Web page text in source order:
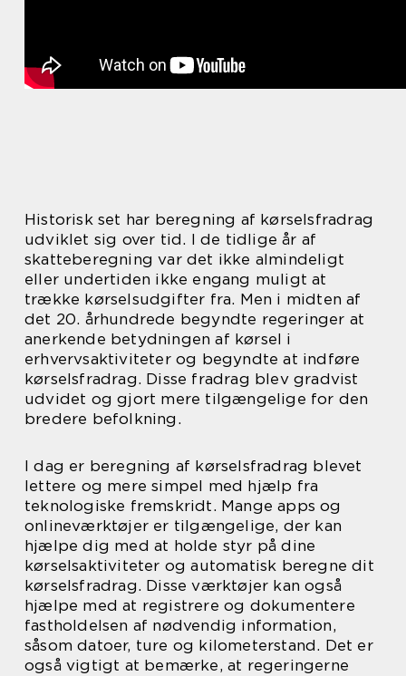
Historisk set har beregning af kørselsfradrag
udviklet sig over tid. I de tidlige år af
skatteberegning var det ikke almindeligt
eller undertiden ikke engang muligt at
trække kørselsudgifter fra. Men i midten af
det 20. århundrede begyndte regeringer at
anerkende betydningen af kørsel i
erhvervsaktiviteter og begyndte at indføre
kørselsfradrag. Disse fradrag blev gradvist
udvidet og gjort mere tilgængelige for den
bredere befolkning.
I dag er beregning af kørselsfradrag blevet
lettere og mere simpel med hjælp fra
teknologiske fremskridt. Mange apps og
onlineværktøjer er tilgængelige, der kan
hjælpe dig med at holde styr på dine
kørselsaktiviteter og automatisk beregne dit
kørselsfradrag. Disse værktøjer kan også
hjælpe med at registrere og dokumentere
fastholdelsen af nødvendig information,
såsom datoer, ture og kilometerstand. Det er
også vigtigt at bemærke, at regeringerne